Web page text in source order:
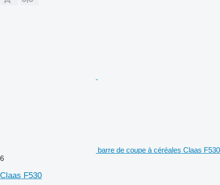
barre de coupe à céréales Claas F530
6
Claas F530